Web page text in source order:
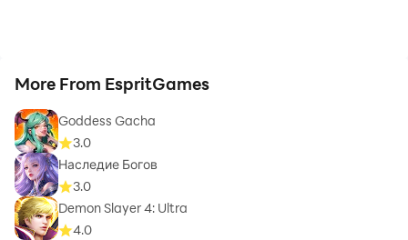
More From EspritGames
Goddess Gacha
3.0
Наследие Богов
3.0
Demon Slayer 4: Ultra
4.0